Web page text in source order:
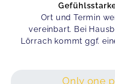
Ort und Termin
vereinbart. Bei
Lörrach kommt ggf.
Only one